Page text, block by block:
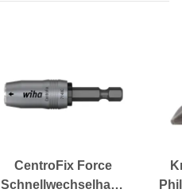
CentroFix Force
Schnellwechselhalter